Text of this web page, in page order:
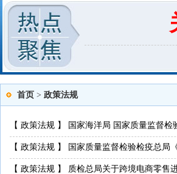
首页 > 政策法规
【 政策法规 】 国家海洋局 国家质量监督
【 政策法规 】 国家质量监督检验检疫总局
【 政策法规 】 质检总局关于跨境电商零售